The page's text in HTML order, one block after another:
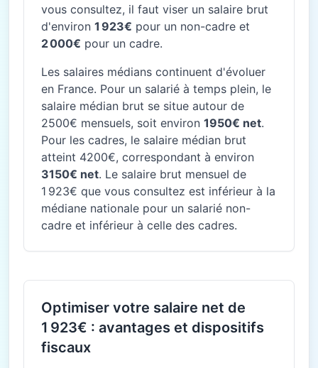
vous consultez, il faut viser un salaire brut
d'environ 1 923€ pour un non-cadre et
2 000€ pour un cadre.
Les salaires médians continuent d'évoluer
en France. Pour un salarié à temps plein, le
salaire médian brut se situe autour de
2500€ mensuels, soit environ 1950€ net.
Pour les cadres, le salaire médian brut
atteint 4200€, correspondant à environ
3150€ net. Le salaire brut mensuel de
1 923€ que vous consultez est inférieur à la
médiane nationale pour un salarié non-
cadre et inférieur à celle des cadres.
Optimiser votre salaire net de
1 923€ : avantages et dispositifs
fiscaux